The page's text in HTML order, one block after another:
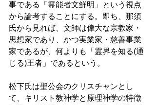
事である「霊能者文鮮明」という視点
から論考することにする。即ち、那須
氏から見れば、文師は偉大な宗教家・
思想家であり、かつ実業家・慈善事業
家であるが、何よりも「霊界を知る(通
じる)王者」であるという。
松下氏は聖公会のクリスチャンとし
て、キリスト教神学と原理神学の特徴